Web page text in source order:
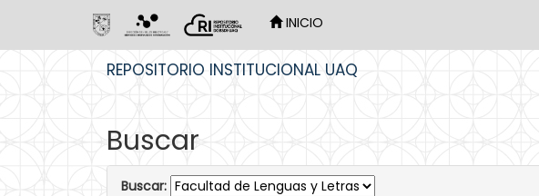
INICIO
REPOSITORIO INSTITUCIONAL UAQ
Buscar
Buscar: